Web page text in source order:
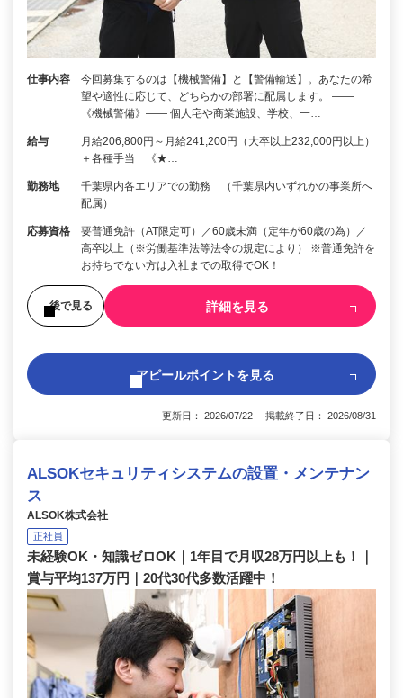
仕事内容
今回募集するのは【機械警備】と【警備輸送】。あなたの希
望や適性に応じて、どちらかの部署に配属します。 ――
《機械警備》―― 個人宅や商業施設、学校、一…
給与
月給206,800円～月給241,200円（大卒以上232,000円以上）
＋各種手当 《★…
勤務地
千葉県内各エリアでの勤務 （千葉県内いずれかの事業所へ
配属）
応募資格
要普通免許（AT限定可）／60歳未満（定年が60歳の為）／
高卒以上（※労働基準法等法令の規定により） ※普通免許を
お持ちでない方は入社までの取得でOK！
後で見る 詳細を見る
アピールポイントを見る
更新日： 2026/07/22 掲載終了日： 2026/08/31
ALSOKセキュリティシステムの設置・メンテナン
ス
ALSOK株式会社
正社員
未経験OK・知識ゼロOK｜1年目で月収28万円以上も！｜
賞与平均137万円｜20代30代多数活躍中！